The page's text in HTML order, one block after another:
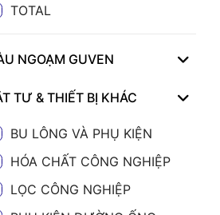
TOTAL
NGOẠM GUVEN
TƯ & THIẾT BỊ KHÁC
BU LÔNG VÀ PHỤ KIỆN
HÓA CHẤT CÔNG NGHIỆP
LỌC CÔNG NGHIỆP